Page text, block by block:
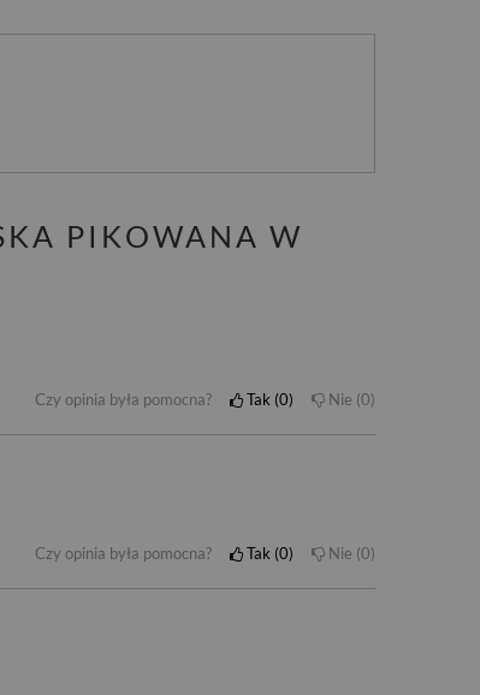
PIKOWANA W
Czy opinia była pomocna? Tak 0 Nie 0
Czy opinia była pomocna? Tak 0 Nie 0